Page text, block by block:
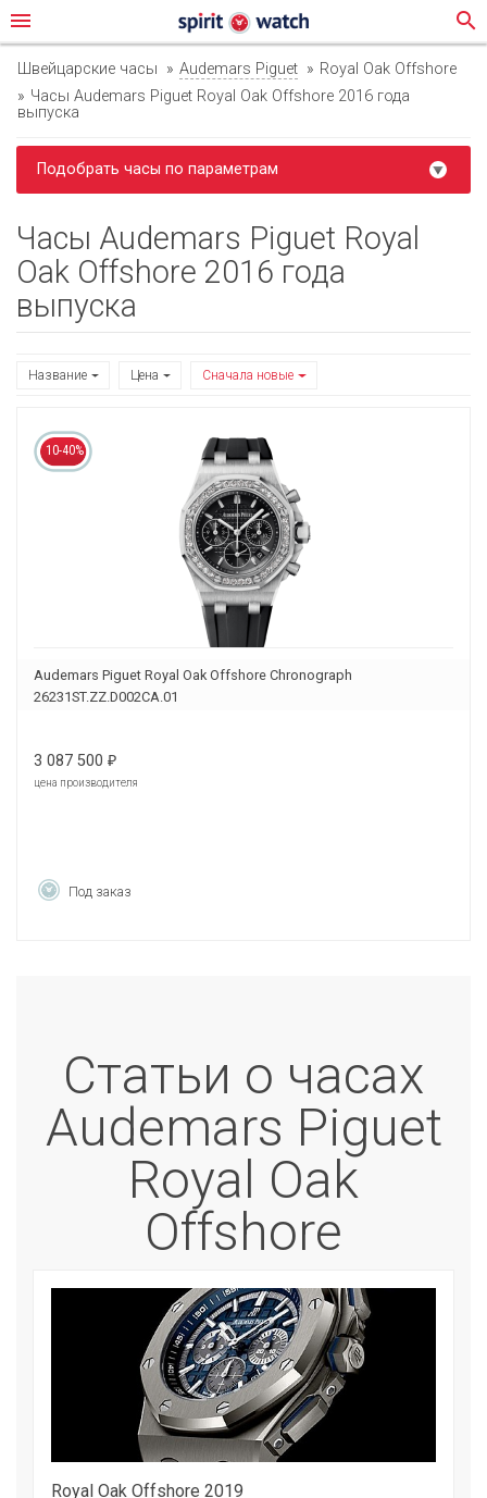
menu search
Швейцарские часы Audemars Piguet
Royal Oak Offshore
Часы Audemars Piguet Royal Oak Offshore 2016 года
выпуска
Подобрать часы по параметрам
Часы Audemars Piguet Royal
Oak Offshore 2016 года
выпуска
Название Цена Сначала новые
10-40%
Audemars Piguet Royal Oak Offshore Chronograph
26231ST.ZZ.D002CA.01
3 087 500 ₽
цена производителя
Под заказ
Статьи о часах
Audemars Piguet
Royal Oak
Offshore
Royal Oak Offshore 2019